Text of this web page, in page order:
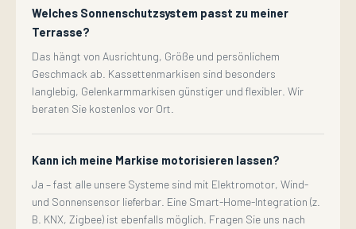
Welches Sonnenschutzsystem passt zu meiner
Terrasse?
Das hängt von Ausrichtung, Größe und persönlichem
Geschmack ab. Kassettenmarkisen sind besonders
langlebig, Gelenkarmmarkisen günstiger und flexibler. Wir
beraten Sie kostenlos vor Ort.
Kann ich meine Markise motorisieren lassen?
Ja – fast alle unsere Systeme sind mit Elektromotor, Wind-
und Sonnensensor lieferbar. Eine Smart-Home-Integration (z.
B. KNX, Zigbee) ist ebenfalls möglich. Fragen Sie uns nach